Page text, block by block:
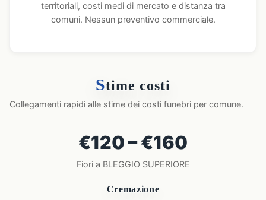
territoriali, costi medi di mercato e distanza tra
comuni. Nessun preventivo commerciale.
Stime costi
Collegamenti rapidi alle stime dei costi funebri per comune.
€120 – €160
Fiori a BLEGGIO SUPERIORE
Cremazione